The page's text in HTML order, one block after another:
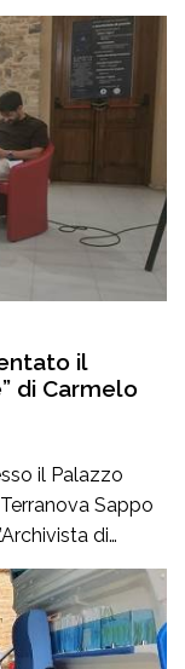
2026-
della sanità,
purtroppo
il
di Carmelo
il Palazzo
Sappo
di
scrittore Carmelo
un
arte e
di conoscere